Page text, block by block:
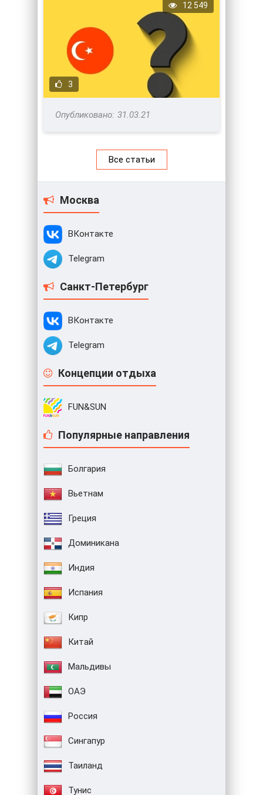
3
12 549
31.03.21
Все статьи
Москва
ВКонтакте
Telegram
Санкт-Петербург
ВКонтакте
Telegram
Концепции отдыха
FUN&SUN
Популярные направления
Болгария
Вьетнам
Греция
Доминикана
Индия
Испания
Кипр
Китай
Мальдивы
ОАЭ
Россия
Сингапур
Таиланд
Тунис